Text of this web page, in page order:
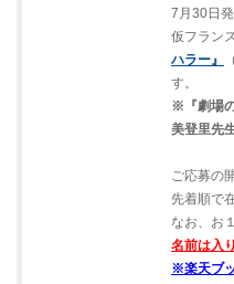
7月30日
仮フラン
ハラー』
す。
※『劇場
美登里先
ご応募の
先着順で
なお、お
名前は入
※楽天ブ